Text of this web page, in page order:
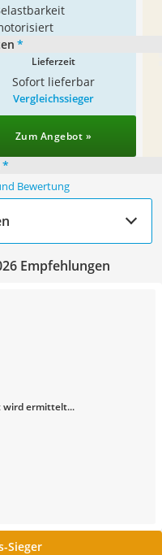
*
Lieferzeit
Sofort lieferbar
Vergleichssieger
Zum Angebot »
*
Bewertung
Empfehlungen
wird ermittelt...
Sieger